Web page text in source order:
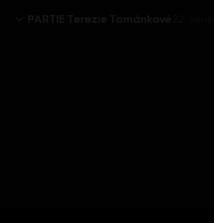
PARTIE Terezie Tománkové